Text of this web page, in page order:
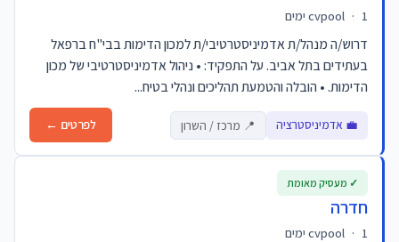
cvpool · 1 ימים
דרוש/ה מנהל/ת אדמיניסטרטיבי/ת למכון הדימות בבי"ח ברפאל
בעתידים בתל אביב. על התפקיד: • ניהול אדמיניסטרטיבי של מכון
הדימות. • הובלה והטמעת תהליכים ונהלי בטיח...
💼 אדמיניסטרציה 📍 מרכז / השרון לפרטים ←
חדרה
cvpool · 1 ימים
✓ מעסיק מאומת